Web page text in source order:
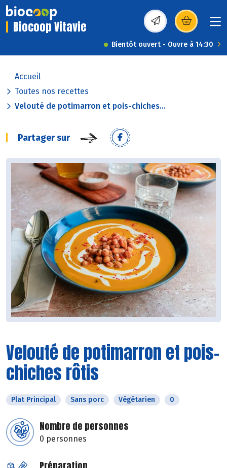
Biocoop Vitavie (s’ouvre dans une
Bientôt ouvert - Ouvre à 14:30
Accueil
Toutes nos recettes
Velouté de potimarron et pois-chiches...
Partager sur
Velouté de potimarron et pois-
chiches rôtis
Plat Principal Sans porc Végétarien 0
Nombre de personnes
0 personnes